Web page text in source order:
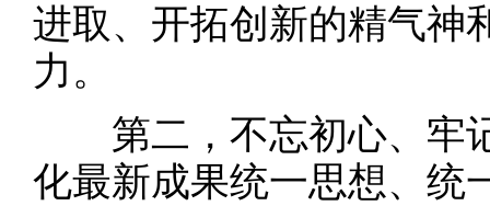
进取、开拓创新的精气神
力。
第二，不忘初心、牢
化最新成果统一思想、统